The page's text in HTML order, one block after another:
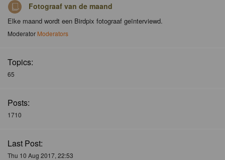
Fotograaf van de maand
Elke maand wordt een Birdpix fotograaf geïnterviewd.
Moderator Moderators
Topics:
65
Posts:
1710
Last Post:
Thu 10 Aug 2017, 22:53